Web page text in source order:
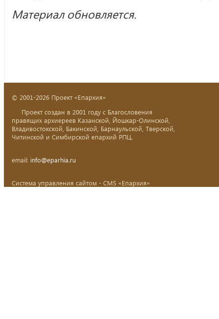
Материал обновляется.
© 2001-2026 Проект «Епархия»
Проект создан в 2001 году с Благословения
правящих архиереев Казанской, Йошкар-Олинской,
Владивостокской, Бакинской, Барнаульской, Тверской,
Читинской и Симбирской епархий РПЦ.
email: info@eparhia.ru
Система управления сайтом - CMS «Епархия»